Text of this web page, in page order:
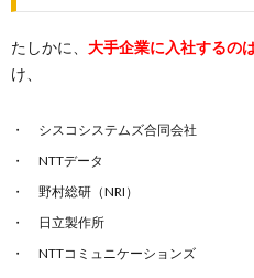
たしかに、 大手企業に入社するの
け、
シスコシステムズ合同会社
NTTデータ
野村総研（NRI）
日立製作所
NTTコミュニケーションズ